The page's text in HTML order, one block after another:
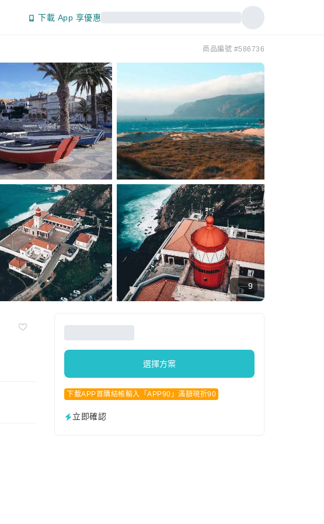
下載 App 享優惠
商品編號 #586736
9
選擇方案
下載APP首購結帳輸入「APP90」滿額現折90
立即確認